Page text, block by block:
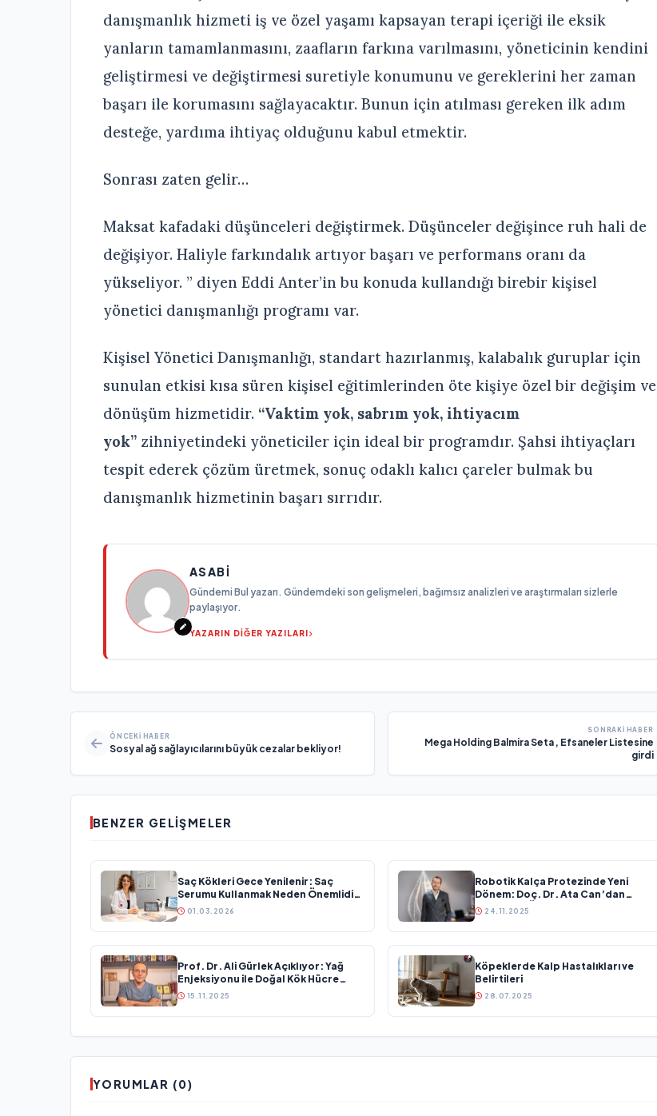
danışmanlık hizmeti iş ve özel yaşamı kapsayan terapi içeriği ile eksik
yanların tamamlanmasını, zaafların farkına varılmasını, yöneticinin kendini
geliştirmesi ve değiştirmesi suretiyle konumunu ve gereklerini her zaman
başarı ile korumasını sağlayacaktır. Bunun için atılması gereken ilk adım
desteğe, yardıma ihtiyaç olduğunu kabul etmektir.
Sonrası zaten gelir…
Maksat kafadaki düşünceleri değiştirmek. Düşünceler değişince ruh hali de
değişiyor. Haliyle farkındalık artıyor başarı ve performans oranı da
yükseliyor. ” diyen Eddi Anter’in bu konuda kullandığı birebir kişisel
yönetici danışmanlığı programı var.
Kişisel Yönetici Danışmanlığı, standart hazırlanmış, kalabalık guruplar için
sunulan etkisi kısa süren kişisel eğitimlerinden öte kişiye özel bir değişim ve
dönüşüm hizmetidir. “Vaktim yok, sabrım yok, ihtiyacım
yok” zihniyetindeki yöneticiler için ideal bir programdır. Şahsi ihtiyaçları
tespit ederek çözüm üretmek, sonuç odaklı kalıcı çareler bulmak bu
danışmanlık hizmetinin başarı sırrıdır.
ASABI
Gündemi Bul yazarı. Gündemdeki son gelişmeleri, bağımsız analizleri ve araştırmaları sizlerle
paylaşıyor.
YAZARIN DİĞER YAZILARI
ÖNCEKI HABER
Sosyal ağ sağlayıcılarını büyük cezalar bekliyor!
SONRAKI HABER
Mega Holding Balmira Seta , Efsaneler Listesine
girdi
BENZER GELIŞMELER
Saç Kökleri Gece Yenilenir: Saç
Serumu Kullanmak Neden Önemlidir?
Evrim Bayraktar Anlatıyor
01.03.2026
Robotik Kalça Protezinde Yeni
Dönem: Doç. Dr. Ata Can’dan
Hastalara Özel Cerrahi Planlama
24.11.2025
Prof. Dr. Ali Gürlek Açıklıyor: Yağ
Enjeksiyonu ile Doğal Kök Hücre
Tedavisi
15.11.2025
Köpeklerde Kalp Hastalıkları ve
Belirtileri
28.07.2025
YORUMLAR (0)